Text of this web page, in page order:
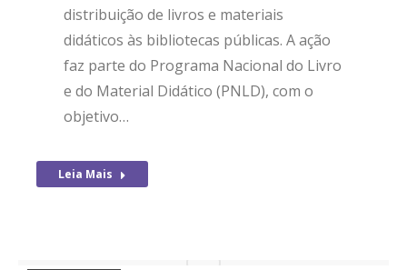
distribuição de livros e materiais
didáticos às bibliotecas públicas. A ação
faz parte do Programa Nacional do Livro
e do Material Didático (PNLD), com o
objetivo…
Leia Mais